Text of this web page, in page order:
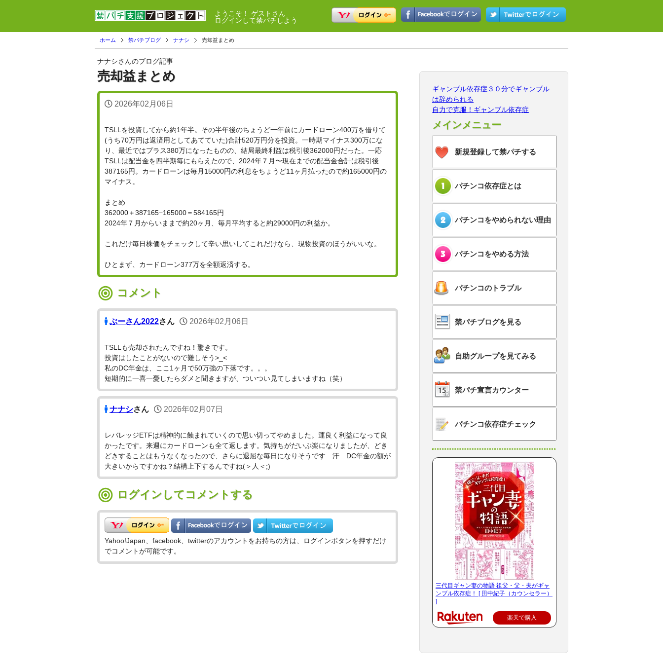
ようこそ！ ゲストさん
ログインして禁パチしよう
ホーム 禁パチブログ ナナシ 売却益まとめ
ナナシさんのブログ記事
売却益まとめ
2026年02月06日
TSLLを投資してから約1年半。その半年後のちょうど一年前にカードローン400万を借りて
(うち70万円は返済用としてあてていた)合計520万円分を投資。一時期マイナス300万にな
り、最近ではプラス380万になったものの、結局最終利益は税引後362000円だった。一応
TSLLは配当金を四半期毎にもらえたので、2024年７月〜現在までの配当金合計は税引後
387165円。カードローンは毎月15000円の利息をちょうど11ヶ月払ったので約165000円の
マイナス。
まとめ
362000＋387165−165000＝584165円
2024年７月からいままで約20ヶ月、毎月平均すると約29000円の利益か。
これだけ毎日株価をチェックして辛い思いしてこれだけなら、現物投資のほうがいいな。
ひとまず、カードローン377万を全額返済する。
コメント
ぶーさん2022さん 2026年02月06日
TSLLも売却されたんですね！驚きです。
投資はしたことがないので難しそう>_<
私のDC年金は、ここ1ヶ月で50万強の下落です。。。
短期的に一喜一憂したらダメと聞きますが、ついつい見てしまいますね（笑）
ナナシさん 2026年02月07日
レバレッジETFは精神的に蝕まれていくので思い切ってやめました。運良く利益になって良
かったです。来週にカードローンも全て返します。気持ちがだいぶ楽になりましたが、どき
どきすることはもうなくなったので、さらに退屈な毎日になりそうです 汗 DC年金の額が
大きいからですかね？結構上下するんですね(＞人＜;)
ログインしてコメントする
Yahoo!Japan、facebook、twitterのアカウントをお持ちの方は、ログインボタンを押すだけ
でコメントが可能です。
ギャンブル依存症３０分でギャンブル
は辞められる
自力で克服！ギャンブル依存症
メインメニュー
新規登録して禁パチする
パチンコ依存症とは
パチンコをやめられない理由
パチンコをやめる方法
パチンコのトラブル
禁パチブログを見る
自助グループを見てみる
禁パチ宣言カウンター
パチンコ依存症チェック
三代目ギャン妻の物語 祖父・父・夫がギャ
ンブル依存症！ [ 田中紀子（カウンセラー）
]
楽天で購入